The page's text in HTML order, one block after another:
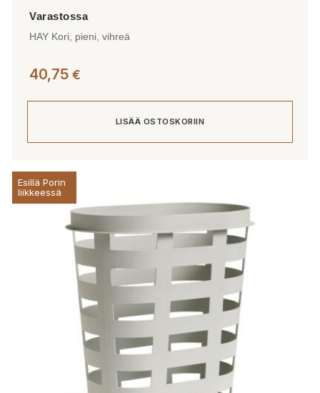
HAY Kori, pieni, vihreä
40,75 €
LISÄÄ OSTOSKORIIN
Esillä Porin
liikkeessä